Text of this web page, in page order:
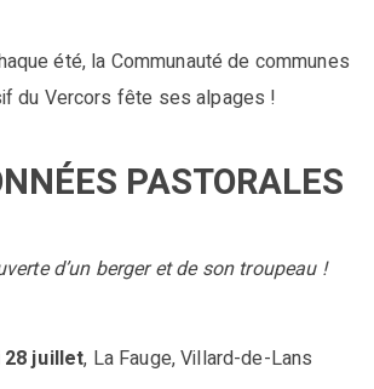
été, la Communauté de communes
du Vercors fête ses alpages !
PASTORALES
d’un berger et de son troupeau !
juillet, La Fauge, Villard-de-Lans